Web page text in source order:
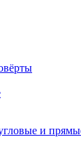
и